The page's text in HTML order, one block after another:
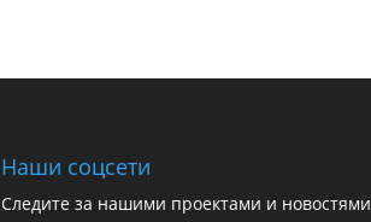
Наши соцсети
Следите за нашими проектами и новостями